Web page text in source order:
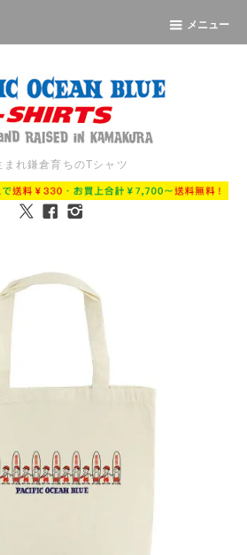
メニュー
まれ鎌倉育ちのTシャツ